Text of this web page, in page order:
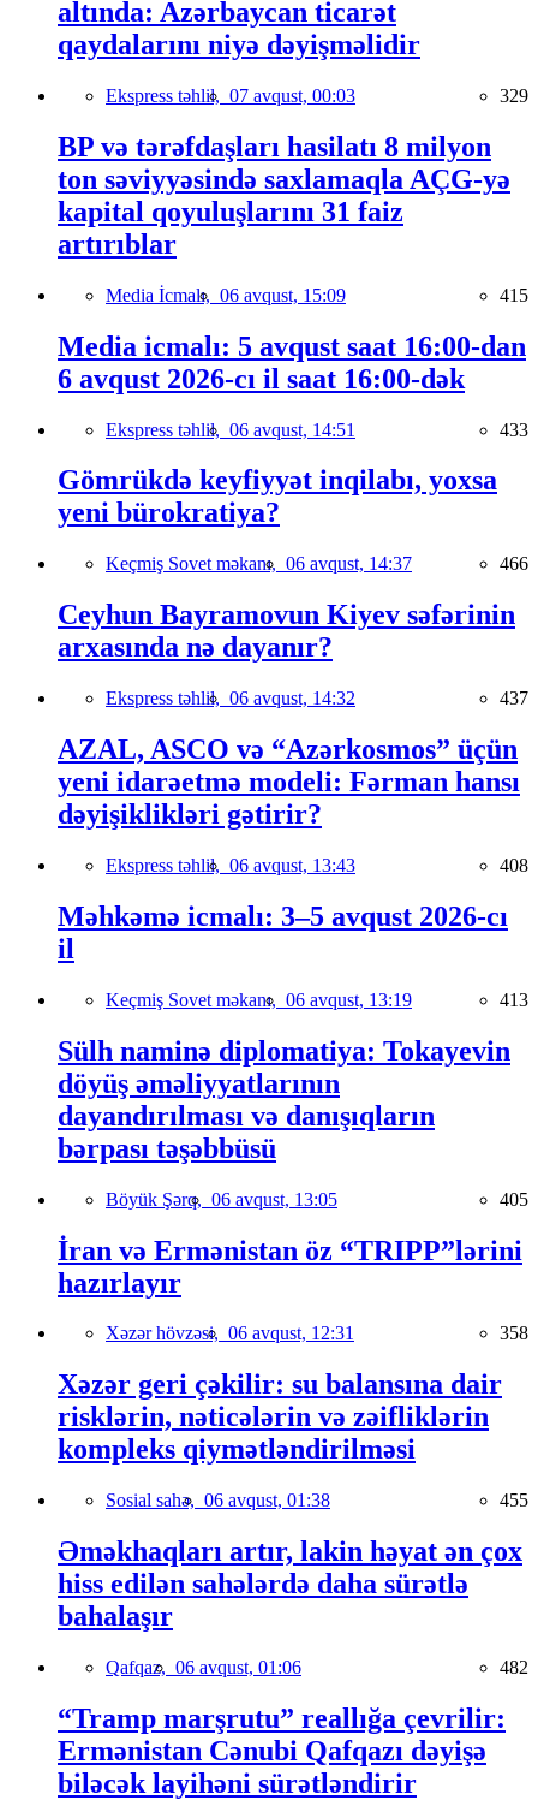
altında: Azərbaycan ticarət
qaydalarını niyə dəyişməlidir
Ekspress təhlil, 07 avqust, 00:03 329
BP və tərəfdaşları hasilatı 8 milyon
ton səviyyəsində saxlamaqla AÇG-yə
kapital qoyuluşlarını 31 faiz
artırıblar
Media İcmalı, 06 avqust, 15:09 415
Media icmalı: 5 avqust saat 16:00-dan
6 avqust 2026-cı il saat 16:00-dək
Ekspress təhlil, 06 avqust, 14:51 433
Gömrükdə keyfiyyət inqilabı, yoxsa
yeni bürokratiya?
Keçmiş Sovet məkanı, 06 avqust, 14:37 466
Ceyhun Bayramovun Kiyev səfərinin
arxasında nə dayanır?
Ekspress təhlil, 06 avqust, 14:32 437
AZAL, ASCO və “Azərkosmos” üçün
yeni idarəetmə modeli: Fərman hansı
dəyişiklikləri gətirir?
Ekspress təhlil, 06 avqust, 13:43 408
Məhkəmə icmalı: 3–5 avqust 2026-cı
il
Keçmiş Sovet məkanı, 06 avqust, 13:19 413
Sülh naminə diplomatiya: Tokayevin
döyüş əməliyyatlarının
dayandırılması və danışıqların
bərpası təşəbbüsü
Böyük Şərq, 06 avqust, 13:05 405
İran və Ermənistan öz “TRIPP”lərini
hazırlayır
Xəzər hövzəsi, 06 avqust, 12:31 358
Xəzər geri çəkilir: su balansına dair
risklərin, nəticələrin və zəifliklərin
kompleks qiymətləndirilməsi
Sosial sahə, 06 avqust, 01:38 455
Əməkhaqları artır, lakin həyat ən çox
hiss edilən sahələrdə daha sürətlə
bahalaşır
Qafqaz, 06 avqust, 01:06 482
“Tramp marşrutu” reallığa çevrilir:
Ermənistan Cənubi Qafqazı dəyişə
biləcək layihəni sürətləndirir